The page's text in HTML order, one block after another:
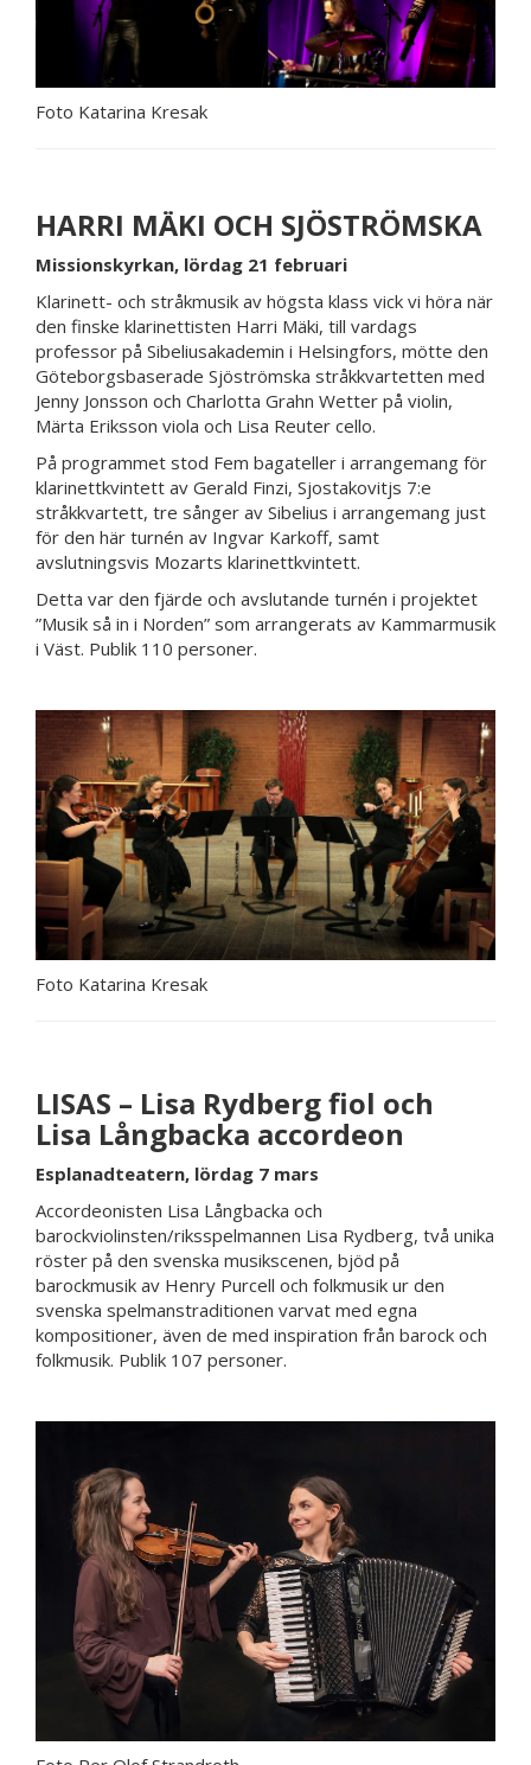
Foto Katarina Kresak
HARRI MÄKI OCH SJÖSTRÖMSKA
Missionskyrkan, lördag 21 februari
Klarinett- och stråkmusik av högsta klass vick vi höra när
den finske klarinettisten Harri Mäki, till vardags
professor på Sibeliusakademin i Helsingfors, mötte den
Göteborgsbaserade Sjöströmska stråkkvartetten med
Jenny Jonsson och Charlotta Grahn Wetter på violin,
Märta Eriksson viola och Lisa Reuter cello.
På programmet stod Fem bagateller i arrangemang för
klarinettkvintett av Gerald Finzi, Sjostakovitjs 7:e
stråkkvartett, tre sånger av Sibelius i arrangemang just
för den här turnén av Ingvar Karkoff, samt
avslutningsvis Mozarts klarinettkvintett.
Detta var den fjärde och avslutande turnén i projektet
”Musik så in i Norden” som arrangerats av Kammarmusik
i Väst. Publik 110 personer.
Foto Katarina Kresak
LISAS – Lisa Rydberg fiol och
Lisa Långbacka accordeon
Esplanadteatern, lördag 7 mars
Accordeonisten Lisa Långbacka och
barockviolinsten/riksspelmannen Lisa Rydberg, två unika
röster på den svenska musikscenen, bjöd på
barockmusik av Henry Purcell och folkmusik ur den
svenska spelmanstraditionen varvat med egna
kompositioner, även de med inspiration från barock och
folkmusik. Publik 107 personer.